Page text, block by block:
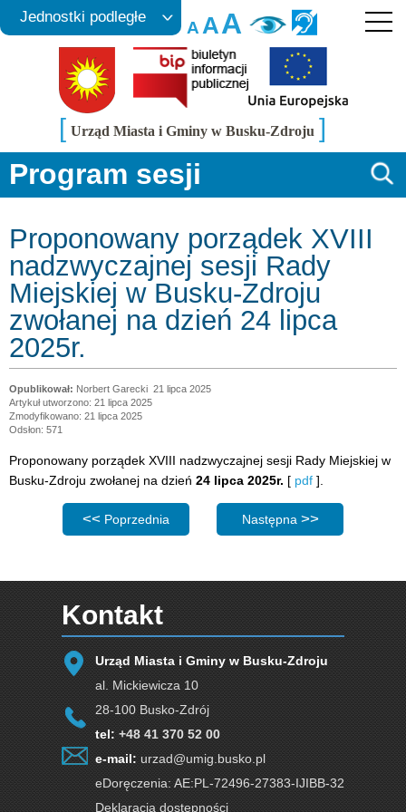
AAA
Jednostki podległe
[ Urząd Miasta i Gminy w Busku-Zdroju ]
Program sesji
Proponowany porządek XVIII
nadzwyczajnej sesji Rady
Miejskiej w Busku-Zdroju
zwołanej na dzień 24 lipca
2025r.
Norbert Garecki 21 lipca 2025
Artykuł utworzono: 21 lipca 2025
Zmodyfikowano: 21 lipca 2025
Odsłon: 571
Proponowany porządek XVIII nadzwyczajnej sesji Rady Miejskiej w
Busku-Zdroju zwołanej na dzień 24 lipca 2025r. [ pdf ].
Poprzednia strona: Proponowany porządek XIX sesji
Poprzednia Następna strona:
Następna
Kontakt
Urząd Miasta i Gminy w Busku-Zdroju
al. Mickiewicza 10
28-100 Busko-Zdrój
tel: +48 41 370 52 00
e-mail: urzad@umig.busko.pl
eDoręczenia: AE:PL-72496-27383-IJIBB-32
Deklaracja dostępności